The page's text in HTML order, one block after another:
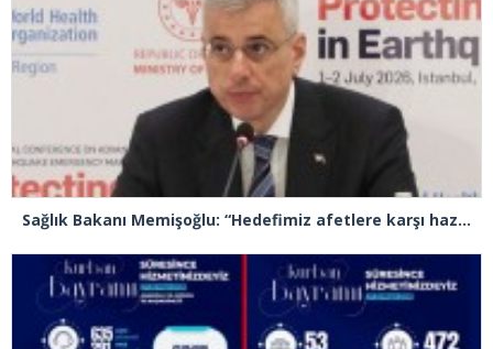
Sağlık Bakanı Memişoğlu: “Hedefimiz afetlere karşı hazırlıklı, dirençli ve sürdürülebilir bir sağlık sistemi inşa etmek”